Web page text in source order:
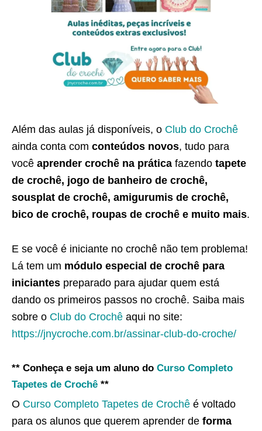
Além das aulas já disponíveis, o Club do Crochê
ainda conta com conteúdos novos, tudo para
você aprender crochê na prática fazendo tapete
de crochê, jogo de banheiro de crochê,
sousplat de crochê, amigurumis de crochê,
bico de crochê, roupas de crochê e muito mais.
E se você é iniciante no crochê não tem problema!
Lá tem um módulo especial de crochê para
iniciantes preparado para ajudar quem está
dando os primeiros passos no crochê. Saiba mais
sobre o Club do Crochê aqui no site:
https://jnycroche.com.br/assinar-club-do-croche/
** Conheça e seja um aluno do Curso Completo
Tapetes de Crochê **
O Curso Completo Tapetes de Crochê é voltado
para os alunos que querem aprender de forma